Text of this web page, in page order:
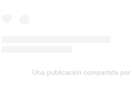
Una publicación compartida